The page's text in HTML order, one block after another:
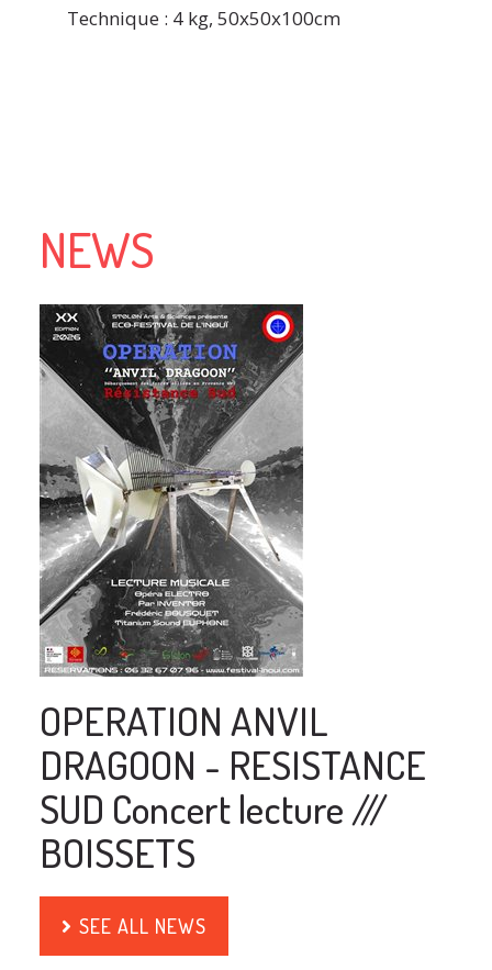
Technique : 4 kg, 50x50x100cm
NEWS
OPERATION ANVIL
DRAGOON - RESISTANCE
SUD Concert lecture ///
BOISSETS
SEE ALL NEWS